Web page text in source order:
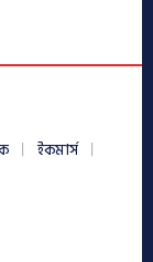
ইকমার্স